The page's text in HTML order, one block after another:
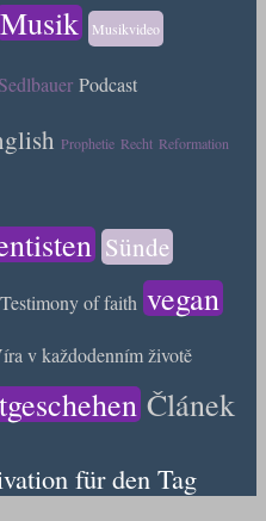
Musik Musikvideo
Podcast
Prophetie Recht Reformation
Sünde
Testimony of faith vegan
v každodenním životě
Článek
für den Tag